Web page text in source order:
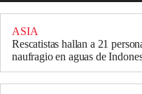
ASIA
Rescatistas hallan a 21
naufragio en aguas de